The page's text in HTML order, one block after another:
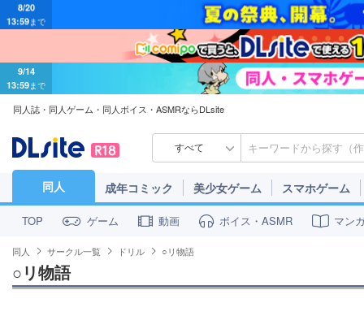
8/20
13:59まで
9/14
13:59まで
同人誌・同人ゲーム・同人ボイス・ASMRならDLsite
すべて
同人 成年コミック 美少女ゲーム スマホゲーム
TOP ゲーム 動画 ボイス・ASMR マン
同人 サークル一覧 ドリル ○リ物語
○リ物語